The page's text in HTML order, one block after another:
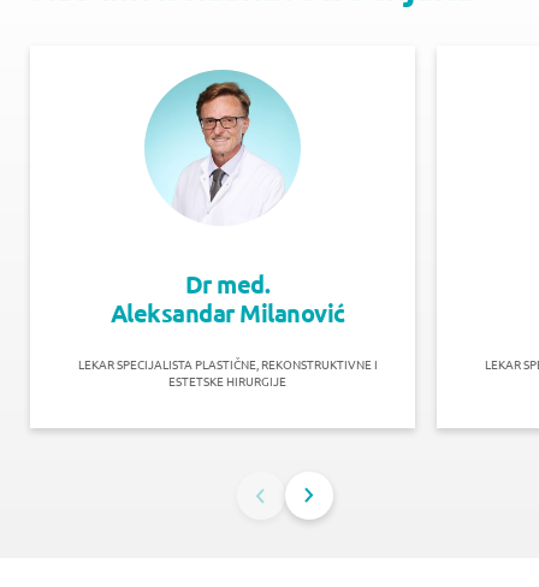
Dr med.
Aleksandar Milanović
LEKAR SPECIJALISTA PLASTIČNE, REKONSTRUKTIVNE I
ESTETSKE HIRURGIJE
LEKAR